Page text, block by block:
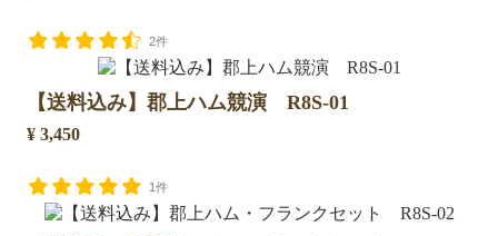
2件
【送料込み】郡上ハム競演 R8S-01
¥ 3,450
1件